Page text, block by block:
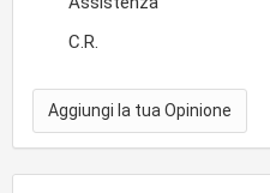
C.R.
Aggiungi la tua Opinione